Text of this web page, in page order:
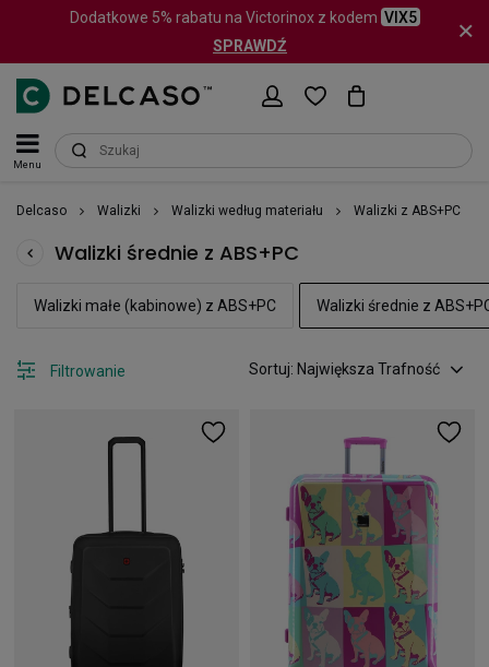
Dodatkowe 5% rabatu na Victorinox z kodem VIX5
SPRAWDŹ
Menu
Delcaso Walizki Walizki według materiału Walizki z ABS+PC
Walizki średnie z ABS+PC
Walizki małe (kabinowe) z ABS+PC Walizki średnie z
Sortuj: Największa Trafność
Filtrowanie